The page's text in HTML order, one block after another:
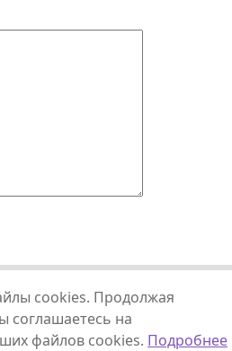
cookies. Продолжая
соглашаетесь на
файлов cookies. Подробнее